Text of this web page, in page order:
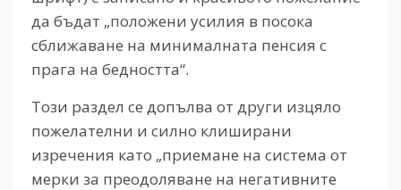
да бъдат „положени усилия в посока
сближаване на минималната пенсия с
прага на бедността“.
Този раздел се допълва от други изцяло
пожелателни и силно клиширани
изречения като „приемане на система от
мерки за преодоляване на негативните